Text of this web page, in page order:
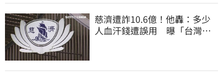
慈濟遭詐10.6億！他轟：多少
人血汗錢遭誤用 曝「台灣這